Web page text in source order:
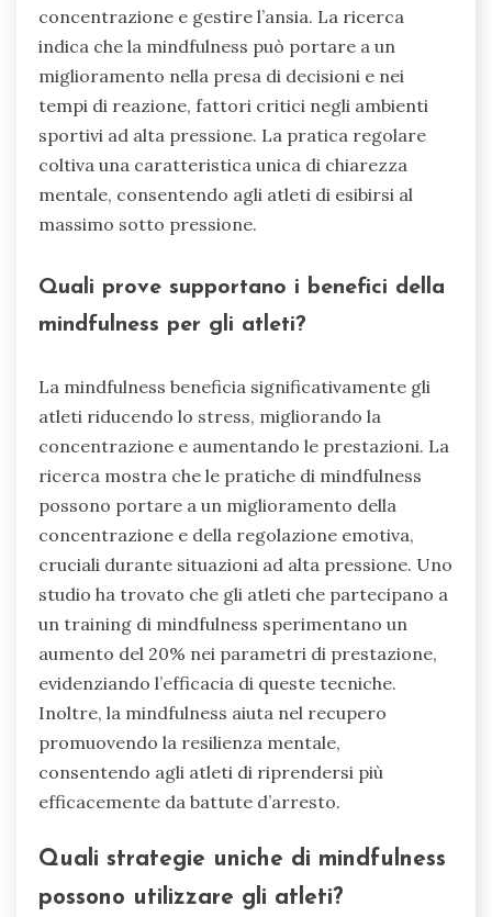
concentrazione e gestire l’ansia. La ricerca
indica che la mindfulness può portare a un
miglioramento nella presa di decisioni e nei
tempi di reazione, fattori critici negli ambienti
sportivi ad alta pressione. La pratica regolare
coltiva una caratteristica unica di chiarezza
mentale, consentendo agli atleti di esibirsi al
massimo sotto pressione.
Quali prove supportano i benefici della
mindfulness per gli atleti?
La mindfulness beneficia significativamente gli
atleti riducendo lo stress, migliorando la
concentrazione e aumentando le prestazioni. La
ricerca mostra che le pratiche di mindfulness
possono portare a un miglioramento della
concentrazione e della regolazione emotiva,
cruciali durante situazioni ad alta pressione. Uno
studio ha trovato che gli atleti che partecipano a
un training di mindfulness sperimentano un
aumento del 20% nei parametri di prestazione,
evidenziando l’efficacia di queste tecniche.
Inoltre, la mindfulness aiuta nel recupero
promuovendo la resilienza mentale,
consentendo agli atleti di riprendersi più
efficacemente da battute d’arresto.
Quali strategie uniche di mindfulness
possono utilizzare gli atleti?